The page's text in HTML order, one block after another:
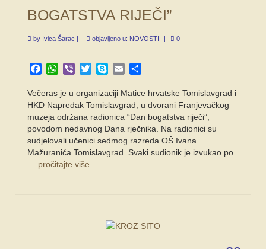
BOGATSTVA RIJEČI”
by Ivica Šarac | objavljeno u: NOVOSTI | 0
Facebook
WhatsApp
Viber TwitterSkypeEmail
Večeras je u organizaciji Matice hrvatske Tomislavgrad i
HKD Napredak Tomislavgrad, u dvorani Franjevačkog
muzeja održana radionica “Dan bogatstva riječi”,
povodom nedavnog Dana rječnika. Na radionici su
sudjelovali učenici sedmog razreda OŠ Ivana
Mažuranića Tomislavgrad. Svaki sudionik je izvukao po
pročitajte više